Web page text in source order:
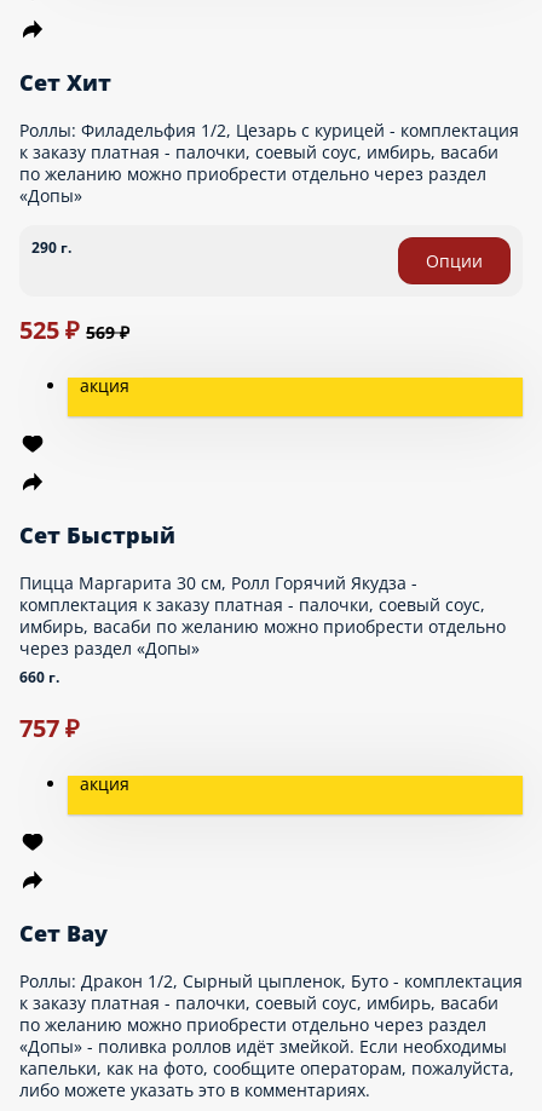
Сет Любимый
Роллы: Алоха, Цезарь с курицей, Лэйз, Сырный Цыпленок -
комплектация к заказу платная - палочки, соевый соус, имбирь,
васаби по желанию можно приобрести отдельно через раздел
«Допы» - поливка роллов идёт змейкой. Если необходимы
капельки, как на фото, сообщите операторам, пожалуйста, либо
можете указать это в комментариях.
730 г.
Сет Выгодный
Роллы: Бекон, Лейз, Алоха, Запеченный сырный цыпленок,
Жареный с крабом и салатом - комплектация к заказу платная -
палочки, соевый соус, имбирь, васаби по желанию можно
приобрести отдельно через раздел «Допы»
1 342 ₽1 499 ₽
Сет Мясной
Опции
1 069 ₽
Сет Халяль
Состав: Пицца: Чикен 30см, Роллы: Запеченый Цезарь с
курицей, Горячий Якудза - комплектация к заказу платная -
палочки, соевый соус, имбирь, васаби по желанию можно
приобрести отдельно через раздел «Допы»
1060 г.